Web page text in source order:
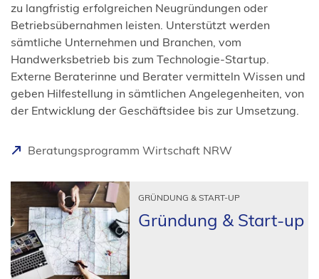
zu langfristig erfolgreichen Neugründungen oder
Betriebsübernahmen leisten. Unterstützt werden
sämtliche Unternehmen und Branchen, vom
Handwerksbetrieb bis zum Technologie-Startup.
Externe Beraterinne und Berater vermitteln Wissen und
geben Hilfestellung in sämtlichen Angelegenheiten, von
der Entwicklung der Geschäftsidee bis zur Umsetzung.
Beratungsprogramm Wirtschaft NRW
(
f
n
e
t
i
GRÜNDUNG & START-UP
Grün­dung & Start-up